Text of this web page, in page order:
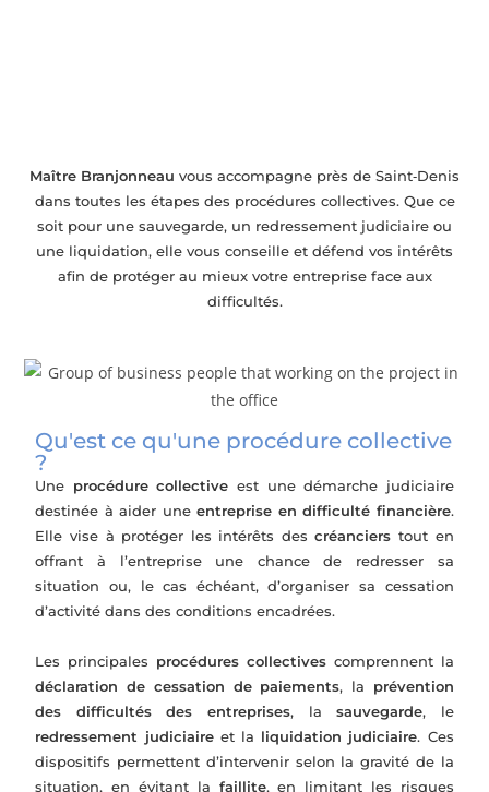
Maître Branjonneau vous accompagne près de Saint‑Denis
dans toutes les étapes des procédures collectives. Que ce
soit pour une sauvegarde, un redressement judiciaire ou
une liquidation, elle vous conseille et défend vos intérêts
afin de protéger au mieux votre entreprise face aux
difficultés.
Qu'est ce qu'une procédure collective
?
Une procédure collective est une démarche judiciaire
destinée à aider uneentreprise en difficulté financière.
Elle vise à protéger les intérêts descréanciers tout en
offrant à l’entreprise une chance de redresser sa
situation ou, le cas échéant, d’organiser sa cessation
d’activité dans des conditions encadrées.
Les principales procédures collectivescomprennent la
déclaration de cessation de paiements, la prévention
des difficultés des entreprises, lasauvegarde, le
redressement judiciaireet la liquidation judiciaire. Ces
dispositifs permettent d’intervenir selon la gravité de la
situation, en évitant la faillite, en limitant les risques